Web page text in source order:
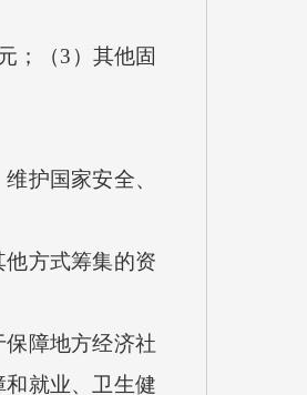
；（3）其他固
护国家安全、
方式筹集的资
障地方经济社
就业、卫生健